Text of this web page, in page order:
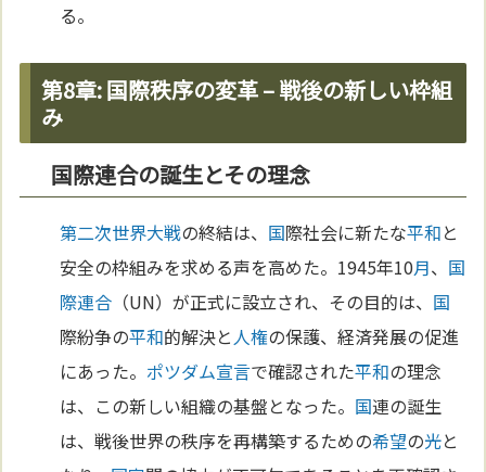
る。
第8章: 国際秩序の変革 – 戦後の新しい枠組
み
国際連合の誕生とその理念
第二次世界大戦の終結は、 国際社会に新たな平和と
安全の枠組みを求める声を高めた。1945年10月、 国
際連合 （UN）が正式に設立され、その目的は、 国
際紛争の平和的解決と人権の保護、経済発展の促進
にあった。 ポツダム宣言で確認された平和の理念
は、この新しい組織の基盤となった。 国連の誕生
は、戦後世界の秩序を再構築するための希望の光と